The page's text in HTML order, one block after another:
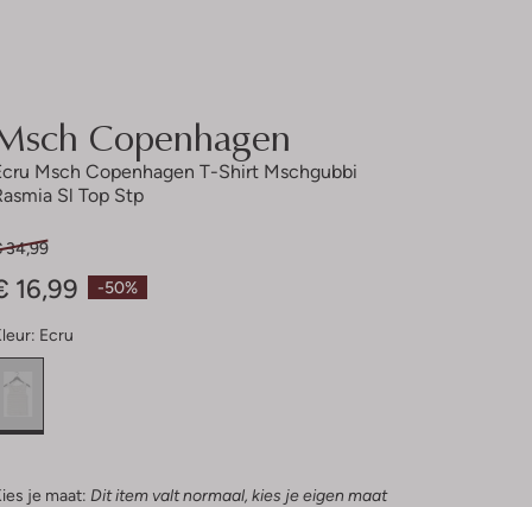
Copenhagen
Msch Copenhagen T-Shirt Mschgubbi
Sl Top Stp
-50%
34,99
16,99
Ecru
je maat: Dit item valt normaal, kies je eigen maat